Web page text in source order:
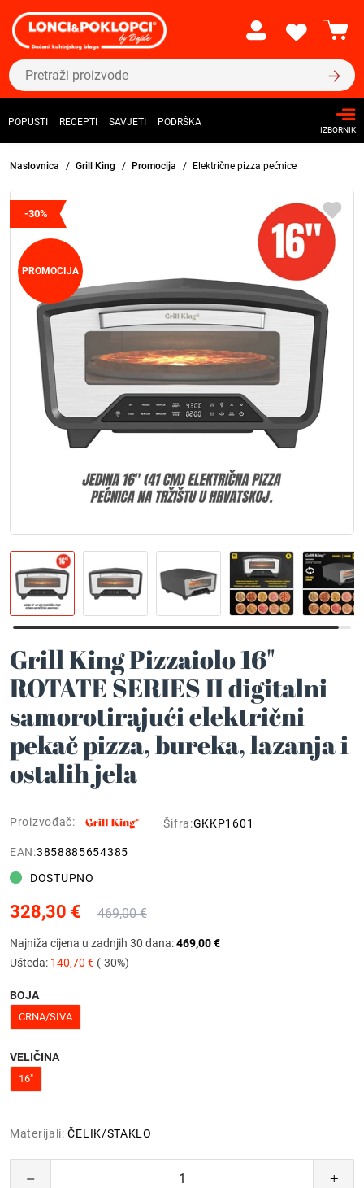
POPUSTI RECEPTI SAVJETI PODRŠKA
IZBORNIK
Naslovnica Grill King Promocija Električne pizza pećnice
-30%
PROMOCIJA
Grill King Pizzaiolo 16"
ROTATE SERIES II digitalni
samorotirajući električni
pekač pizza, bureka, lazanja i
ostalih jela
Proizvođač: Šifra:GKKP1601
EAN:3858885654385
DOSTUPNO
328,30 € 469,00 €
Najniža cijena u zadnjih 30 dana:469,00 €
Ušteda: 140,70 € (-30%)
BOJA
CRNA/SIVA
VELIČINA
16"
Materijali: ČELIK/STAKLO